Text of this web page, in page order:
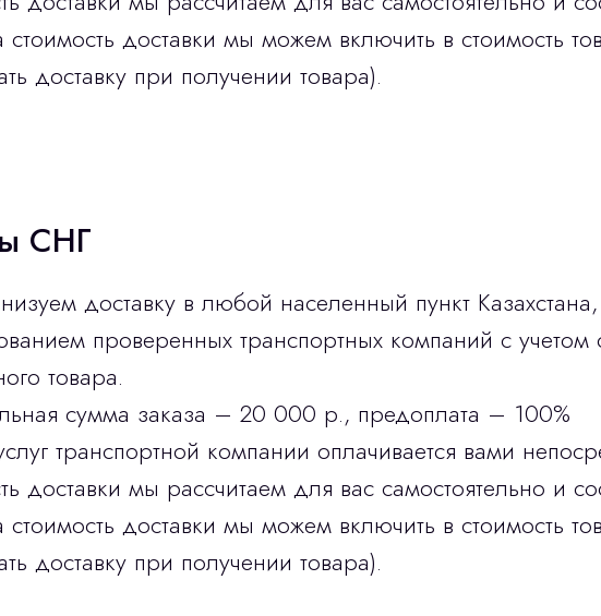
стоимость доставки мы можем включить в стоимость
доставку при получении товара).
СНГ
доставку в любой населенный пункт
проверенных транспортных компаний с учетом
товара.
сумма заказа – 20 000 р., предоплата – 100%
транспортной компании оплачивается вами
доставки мы рассчитаем для вас самостоятельно и
стоимость доставки мы можем включить в стоимость
доставку при получении товара).